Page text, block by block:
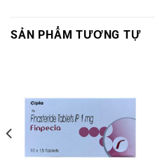
SẢN PHẨM TƯƠNG TỰ